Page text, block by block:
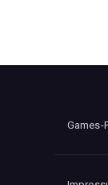
Games-